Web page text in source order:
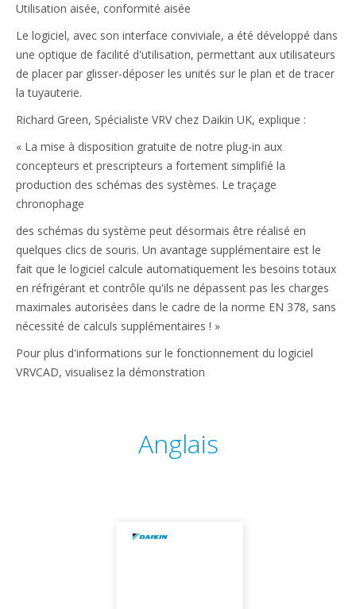
Utilisation aisée, conformité aisée
Le logiciel, avec son interface conviviale, a été développé dans
une optique de facilité d'utilisation, permettant aux utilisateurs
de placer par glisser-déposer les unités sur le plan et de tracer
la tuyauterie.
Richard Green, Spécialiste VRV chez Daikin UK, explique :
« La mise à disposition gratuite de notre plug-in aux
concepteurs et prescripteurs a fortement simplifié la
production des schémas des systèmes. Le traçage
chronophage
des schémas du système peut désormais être réalisé en
quelques clics de souris. Un avantage supplémentaire est le
fait que le logiciel calcule automatiquement les besoins totaux
en réfrigérant et contrôle qu'ils ne dépassent pas les charges
maximales autorisées dans le cadre de la norme EN 378, sans
nécessité de calculs supplémentaires ! »
Pour plus d'informations sur le fonctionnement du logiciel
VRVCAD, visualisez la démonstration
Anglais